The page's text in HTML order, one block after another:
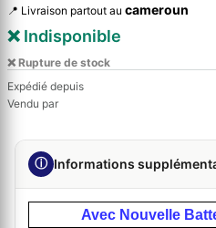
📍 Livraison partout au cameroun
❌ Indisponible
❌ Rupture de stock
Expédié depuis
Vendu par
ⓘ Informations
Avec Nouvelle